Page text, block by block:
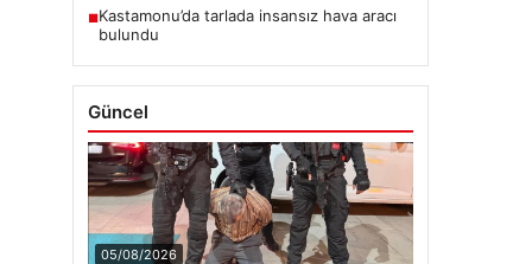
■Kastamonu’da tarlada insansız hava aracı
bulundu
Güncel
05/08/2026